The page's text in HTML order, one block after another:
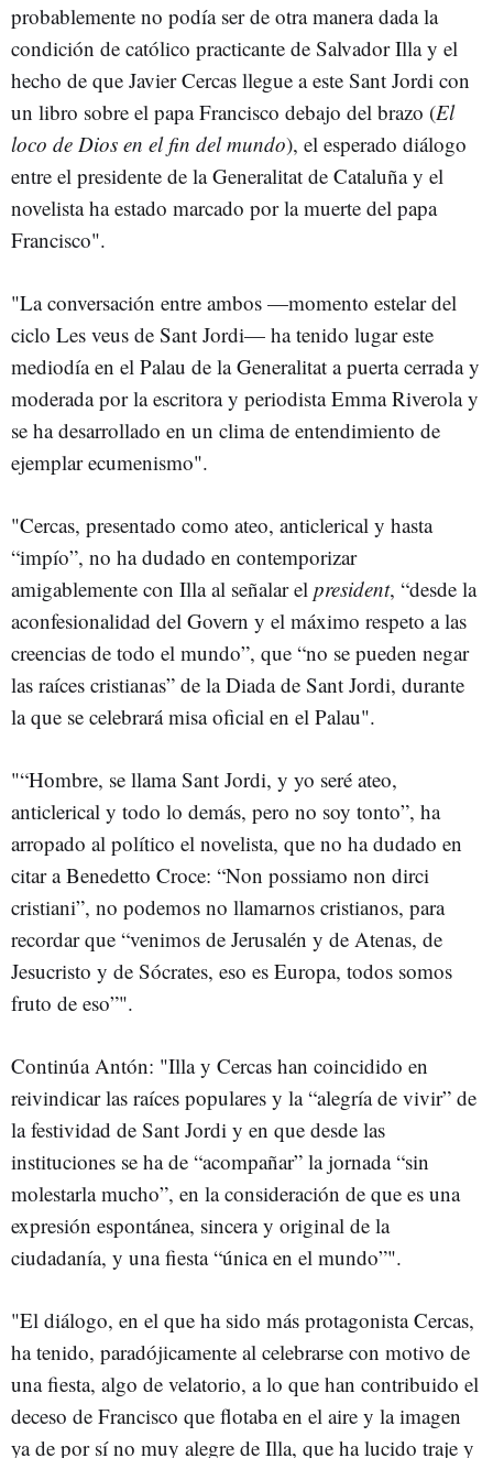
probablemente no podía ser de otra manera dada la
condición de católico practicante de Salvador Illa y el
hecho de que Javier Cercas llegue a este Sant Jordi con
un libro sobre el papa Francisco debajo del brazo (El
loco de Dios en el fin del mundo), el esperado diálogo
entre el presidente de la Generalitat de Cataluña y el
novelista ha estado marcado por la muerte del papa
Francisco".
"La conversación entre ambos —momento estelar del
ciclo Les veus de Sant Jordi— ha tenido lugar este
mediodía en el Palau de la Generalitat a puerta cerrada y
moderada por la escritora y periodista Emma Riverola y
se ha desarrollado en un clima de entendimiento de
ejemplar ecumenismo".
"Cercas, presentado como ateo, anticlerical y hasta
“impío”, no ha dudado en contemporizar
amigablemente con Illa al señalar el president, “desde la
aconfesionalidad del Govern y el máximo respeto a las
creencias de todo el mundo”, que “no se pueden negar
las raíces cristianas” de la Diada de Sant Jordi, durante
la que se celebrará misa oficial en el Palau".
"“Hombre, se llama Sant Jordi, y yo seré ateo,
anticlerical y todo lo demás, pero no soy tonto”, ha
arropado al político el novelista, que no ha dudado en
citar a Benedetto Croce: “Non possiamo non dirci
cristiani”, no podemos no llamarnos cristianos, para
recordar que “venimos de Jerusalén y de Atenas, de
Jesucristo y de Sócrates, eso es Europa, todos somos
fruto de eso”".
Continúa Antón: "Illa y Cercas han coincidido en
reivindicar las raíces populares y la “alegría de vivir” de
la festividad de Sant Jordi y en que desde las
instituciones se ha de “acompañar” la jornada “sin
molestarla mucho”, en la consideración de que es una
expresión espontánea, sincera y original de la
ciudadanía, y una fiesta “única en el mundo”".
"El diálogo, en el que ha sido más protagonista Cercas,
ha tenido, paradójicamente al celebrarse con motivo de
una fiesta, algo de velatorio, a lo que han contribuido el
deceso de Francisco que flotaba en el aire y la imagen
ya de por sí no muy alegre de Illa, que ha lucido traje y